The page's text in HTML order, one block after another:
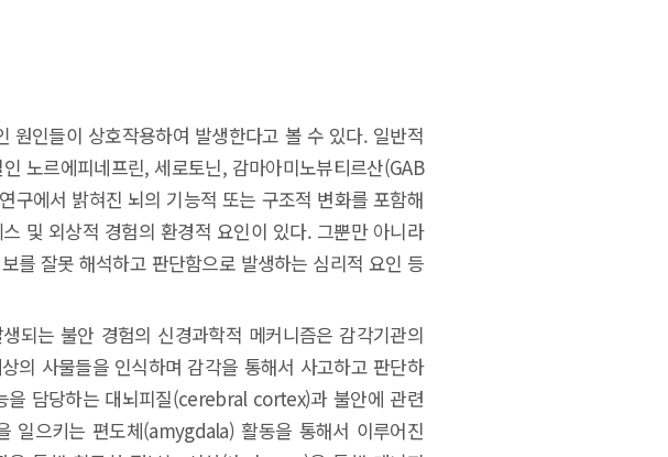
인들이 상호작용하여 발생한다고 볼 수 있다. 일반적
노르에피네프린, 세로토닌, 감마아미노뷰티르산(GAB
구에서 밝혀진 뇌의 기능적 또는 구조적 변화를 포함해
및 외상적 경험의 환경적 요인이 있다. 그뿐만 아니라
를 잘못 해석하고 판단함으로 발생하는 심리적 요인 등
되는 불안 경험의 신경과학적 메커니즘은 감각기관의
의 사물들을 인식하며 감각을 통해서 사고하고 판단하
을 담당하는 대뇌피질(cerebral cortex)과 불안에 관련
일으키는 편도체(amygdala) 활동을 통해서 이루어진